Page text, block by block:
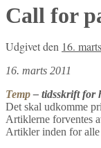
Call for
Udgivet den 16.
16. marts 2011
Temp– tidsskrift for
Det skal udkomme
Artiklerne forventes
Artikler inden for alle